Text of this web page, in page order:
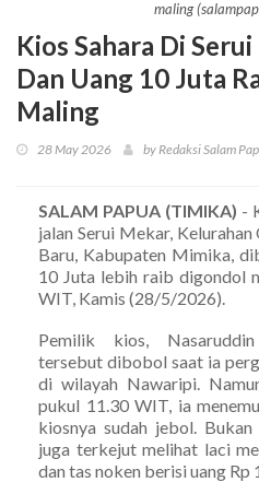
maling
Kios Sahara Di
Dan Uang 10 Juta
Maling
28 May 2026 by Redaksi Salam
SALAM PAPUA (TIMIKA) -
jalan Serui Mekar,
Baru, Kabupaten Mimika,
10 Juta lebih raib digondol
WIT, Kamis (28/5/2026).
Pemilik kios,
tersebut dibobol saat ia
di wilayah Nawaripi.
pukul 11.30 WIT, ia
kiosnya sudah jebol.
juga terkejut melihat laci
dan tas noken berisi uang Rp